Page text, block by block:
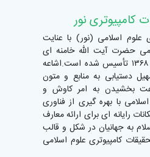
کامپیوتری نور
علوم اسلامی (نور) با عنایت
حضرت آیت الله خامنه ای
(مدظله العالی) در سال ۱۳۶۸ تأسیس شده است.​اشاعه
دستیابی به منابع و متون
بخشیدن به امر کاوش و
با بهره گیری از فناوری
رایانه ای برای ارائه معارف
به جهانیان در شکل و قالب
کامپیوتری علوم اسلامی